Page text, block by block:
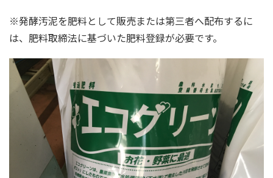
※発酵汚泥を肥料として販売または第三者へ配布するに
は、肥料取締法に基づいた肥料登録が必要です。